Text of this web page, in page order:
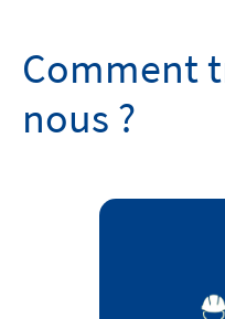
Comment
nous ?